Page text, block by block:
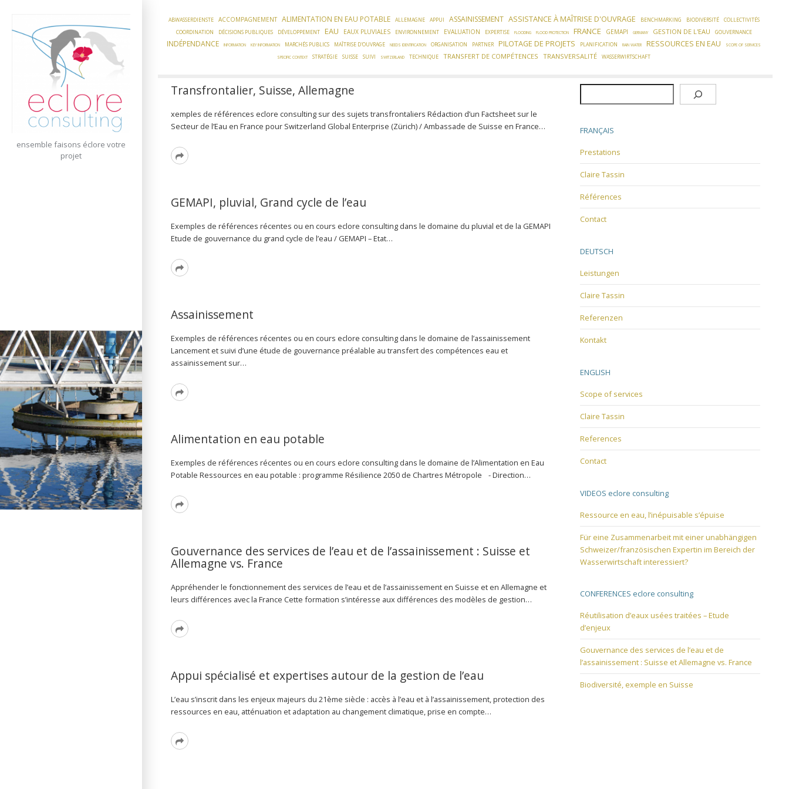
content
ensemble faisons éclore votre
projet
ABWASSERDIENSTE ACCOMPAGNEMENT ALIMENTATION EN EAU POTABLE ALLEMAGNE APPUI ASSAINISSEMENT ASSISTANCE À MAÎTRISE D'OUVRAGE BENCHMARKING BIODIVERSITÉ
COLLECTIVITÉS
COORDINATION
DÉCISIONS PUBLIQUES DÉVELOPPEMENT EAU EAUX PLUVIALES ENVIRONNEMENT EVALUATION EXPERTISE FLOODING FLOOD PROTECTION FRANCE GEMAPI GERMANY GESTION DE L'EAU GOUVERNANCE
INDÉPENDANCE INFORMATION KEY INFORMATION MARCHÉS PUBLICS MAÎTRISE D'OUVRAGE NEEDS IDENTIFICATION ORGANISATION PARTNER PILOTAGE DE PROJETS PLANIFICATION RAIN WATER RESSOURCES EN EAU SCOPE OF SERVICES
SPECIFIC CONTEXT STRATÉGIE SUISSE SUIVI SWITZERLAND TECHNIQUE TRANSFERT DE COMPÉTENCES TRANSVERSALITÉ WASSERWIRTSCHAFT
Transfrontalier, Suisse, Allemagne
xemples de références eclore consulting sur des sujets transfrontaliers Rédaction d’un Factsheet sur le
Secteur de l’Eau en France pour Switzerland Global Enterprise (Zürich) / Ambassade de Suisse en France…
Read
GEMAPI, pluvial, Grand cycle de l’eau
Exemples de références récentes ou en cours eclore consulting dans le domaine du pluvial et de la GEMAPI
Etude de gouvernance du grand cycle de l’eau / GEMAPI – Etat…
Read
Assainissement
Exemples de références récentes ou en cours eclore consulting dans le domaine de l’assainissement
Lancement et suivi d’une étude de gouvernance préalable au transfert des compétences eau et
assainissement sur…
Read
Alimentation en eau potable
Exemples de références récentes ou en cours eclore consulting dans le domaine de l’Alimentation en Eau
Potable Ressources en eau potable : programme Résilience 2050 de Chartres Métropole - Direction…
Read
Gouvernance des services de l’eau et de l’assainissement : Suisse et
Allemagne vs. France
Appréhender le fonctionnement des services de l’eau et de l’assainissement en Suisse et en Allemagne et
leurs différences avec la France Cette formation s’intéresse aux différences des modèles de gestion…
Read
Appui spécialisé et expertises autour de la gestion de l’eau
L’eau s’inscrit dans les enjeux majeurs du 21ème siècle : accès à l’eau et à l’assainissement, protection des
ressources en eau, atténuation et adaptation au changement climatique, prise en compte…
Read
FRANÇAIS
Prestations
Claire Tassin
Références
Contact
DEUTSCH
Leistungen
Claire Tassin
Referenzen
Kontakt
ENGLISH
Scope of services
Claire Tassin
References
Contact
VIDEOS eclore consulting
Ressource en eau, l’inépuisable s’épuise
Für eine Zusammenarbeit mit einer unabhängigen
Schweizer/französischen Expertin im Bereich der
Wasserwirtschaft interessiert?
CONFERENCES eclore consulting
Réutilisation d’eaux usées traitées – Etude
d’enjeux
Gouvernance des services de l’eau et de
l’assainissement : Suisse et Allemagne vs. France
Biodiversité, exemple en Suisse